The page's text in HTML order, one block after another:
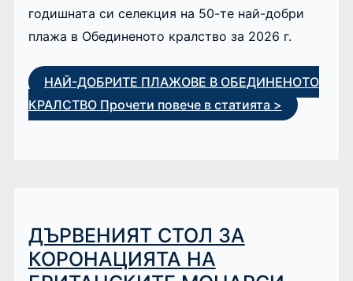
годишната си селекция на 50-те най-добри
плажа в Обединеното кралство за 2026 г.
НАЙ-ДОБРИТЕ ПЛАЖОВЕ В ОБЕДИНЕНОТО
КРАЛСТВОПрочети повече в статията >
ДЪРВЕНИЯТ СТОЛ ЗА
КОРОНАЦИЯТА НА